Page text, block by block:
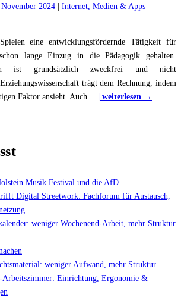
2024 | Internet, Medien & Apps
eine entwicklungsfördernde Tätigkeit für
lange Einzug in die Pädagogik gehalten.
ist grundsätzlich zweckfrei und nicht
trägt dem Rechnung, indem
Faktor ansieht. Auch
| weiterlesen →
Musik Festival und die AfD
Digital Streetwork: Fachforum für Austausch,
weniger Wochenend-Arbeit, mehr Struktur
weniger Aufwand, mehr Struktur
Arbeitszimmer: Einrichtung, Ergonomie &